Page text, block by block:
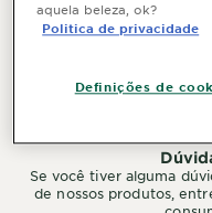
Se você tiver alguma
de nossos produtos,
aquela beleza, ok?
Politica de privacidade
Definições de